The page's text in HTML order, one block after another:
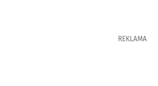
REKLAMA